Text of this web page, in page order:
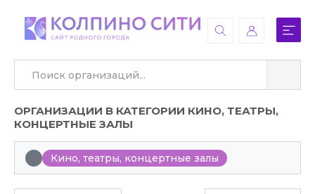
ОРГАНИЗАЦИИ В КАТЕГОРИИ КИНО, ТЕАТРЫ,
КОНЦЕРТНЫЕ ЗАЛЫ
Кино, театры, концертные залы